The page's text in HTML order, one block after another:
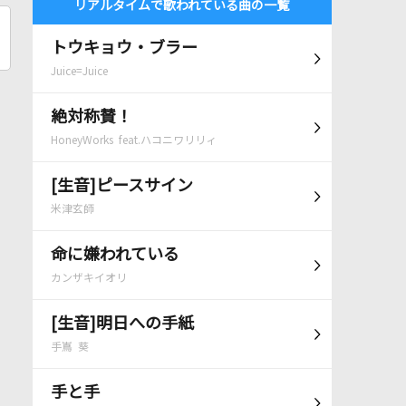
リアルタイムで歌われている曲の一覧
トウキョウ・ブラー
Juice=Juice
絶対称賛！
HoneyWorks feat.ハコニワリリィ
[生音]ピースサイン
米津玄師
命に嫌われている
カンザキイオリ
[生音]明日への手紙
手嶌 葵
手と手